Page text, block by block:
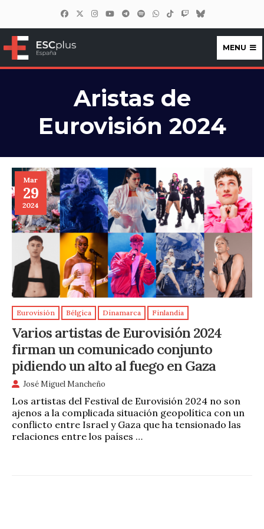
ESCplus España
MENU
Aristas de
Eurovisión 2024
Mar
29
2024
Eurovisión Bélgica Dinamarca Finlandia
Varios artistas de Eurovisión 2024
firman un comunicado conjunto
pidiendo un alto al fuego en Gaza
José Miguel Mancheño
Los artistas del Festival de Eurovisión 2024 no son
ajenos a la complicada situación geopolítica con un
conflicto entre Israel y Gaza que ha tensionado las
relaciones entre los países …